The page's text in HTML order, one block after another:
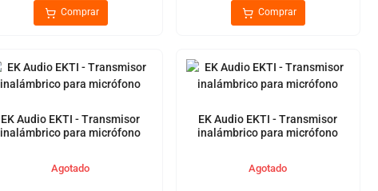
Comprar Comprar
EK Audio EKTI - Transmisor
inalámbrico para micrófono
Agotado
EK Audio EKTI - Transmisor
inalámbrico para micrófono
Agotado